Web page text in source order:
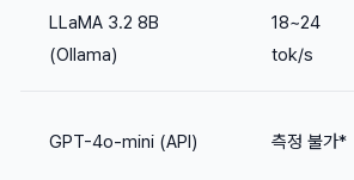
LLaMA 3.2 8B
(Ollama)
18~24
tok/s
GPT-4o-mini (API) 측정 불가*